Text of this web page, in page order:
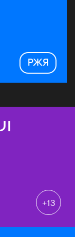
РЖЯ
+13